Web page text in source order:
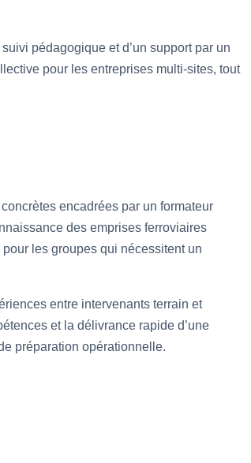
pédagogique et d’un support par un
pour les entreprises multi-sites, tout
encadrées par un formateur
des emprises ferroviaires
les groupes qui nécessitent un
entre intervenants terrain et
et la délivrance rapide d’une
préparation opérationnelle.